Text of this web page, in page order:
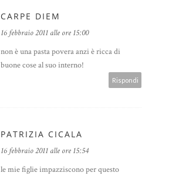
CARPE DIEM
16 febbraio 2011 alle ore 15:00
non è una pasta povera anzi è ricca di
buone cose al suo interno!
Rispondi
PATRIZIA CICALA
16 febbraio 2011 alle ore 15:54
le mie figlie impazziscono per questo